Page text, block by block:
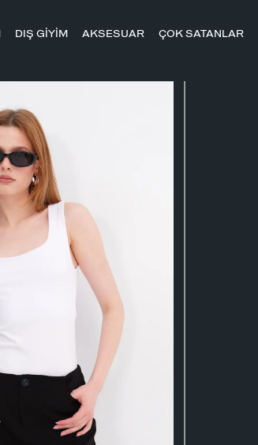
DIŞ GİYİM AKSESUAR ÇOK SATANLAR